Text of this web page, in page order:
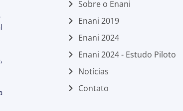
Sobre o Enani
Enani 2019
Enani 2024
Enani 2024 - Estudo Piloto
Notícias
Contato